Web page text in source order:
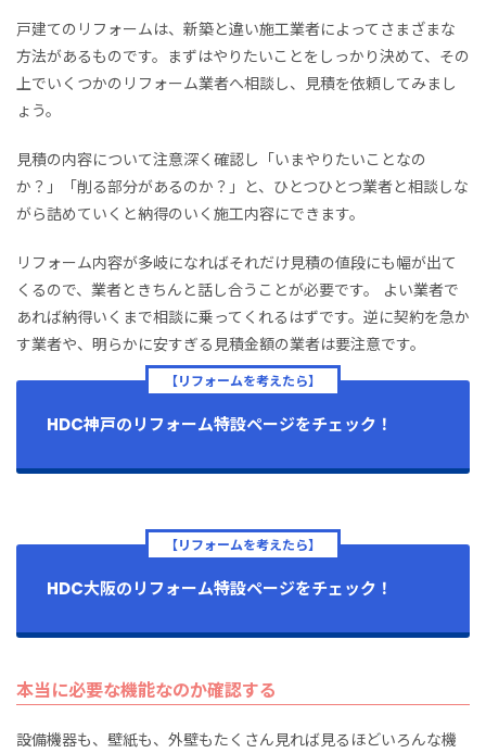
戸建てのリフォームは、新築と違い施工業者によってさまざまな
方法があるものです。まずはやりたいことをしっかり決めて、その
上でいくつかのリフォーム業者へ相談し、見積を依頼してみまし
ょう。
見積の内容について注意深く確認し「いまやりたいことなの
か？」「削る部分があるのか？」と、ひとつひとつ業者と相談しな
がら詰めていくと納得のいく施工内容にできます。
リフォーム内容が多岐になればそれだけ見積の値段にも幅が出て
くるので、業者ときちんと話し合うことが必要です。 よい業者で
あれば納得いくまで相談に乗ってくれるはずです。逆に契約を急か
す業者や、明らかに安すぎる見積金額の業者は要注意です。
【リフォームを考えたら】
HDC神戸のリフォーム特設ページをチェック！
【リフォームを考えたら】
HDC大阪のリフォーム特設ページをチェック！
本当に必要な機能なのか確認する
設備機器も、壁紙も、外壁もたくさん見れば見るほどいろんな機